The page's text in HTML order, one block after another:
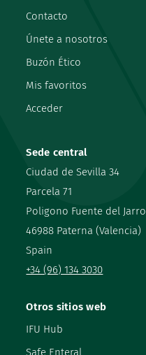
Sede central
Ciudad de Sevilla 34
Parcela 71
Poligono Fuente del Jarro
46988 Paterna (Valencia)
Spain
+34 (96) 134 3030
Contacto
Únete a nosotros
Buzón Ético
Mis favoritos
Acceder
Otros sitios web
IFU Hub
Safe Enteral